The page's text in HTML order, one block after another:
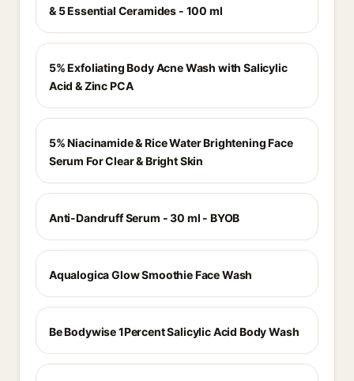
& 5 Essential Ceramides - 100 ml
5% Exfoliating Body Acne Wash with Salicylic
Acid & Zinc PCA
5% Niacinamide & Rice Water Brightening Face
Serum For Clear & Bright Skin
Anti-Dandruff Serum - 30 ml - BYOB
Aqualogica Glow Smoothie Face Wash
Be Bodywise 1Percent Salicylic Acid Body Wash